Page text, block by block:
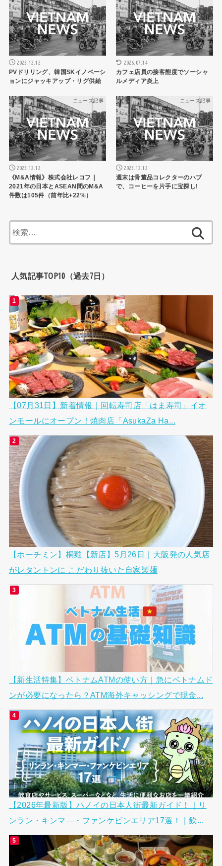
2023.12.12
PVドリリング、韓国SKイノベーシ
ョンにジャッキアップ・リグ供給
2026.07.14
カフェ店員の接客態度でソーシャ
ルメディア炎上
ニュース記事
2023.12.12
《M&A情報》株式会社レコフ｜
2021年の日本とASEAN間のM&A
件数は105件（前年比+22%）
ニュース記事
2023.12.12
週末は骨董品コレクターのハブ
で、コーヒーを片手に宝探し!
索:
人気記事TOP10（過去7日）
【07月31日】新着情報｜回転寿司店「はま寿司」イオ
ンモールにオープン！焼肉店「AsukaZa Ha...
【ホーチミン】桐麺【新店】5月26日｜大阪発の人気店
がレタントンに こだわり抜いた自家製麺
【新生活特集】ベトナムATMの使い方｜急にベトナムド
ンが必要になったら？ATM海外キャッシングで現金...
【2026年最新版】ハノイの日本人街最新ガイド！｜リ
ンラン・キンマ―・ファンケビンエリア17選！｜飲...